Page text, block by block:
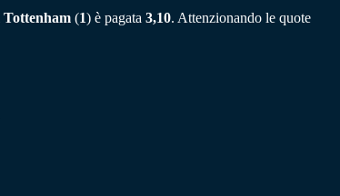
Tottenham (1) è pagata 3,10. Attenzionando le quote